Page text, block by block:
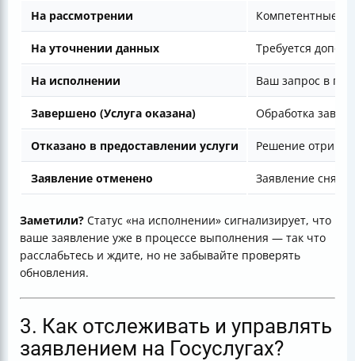
На рассмотрении Компетентные
На уточнении данных Требуется
На исполнении Ваш запрос в
Завершено (Услуга оказана) Обработка
Отказано в предоставлении услуги Решение
Заявление отменено Заявление
Заметили? Статус «на исполнении» сигнализирует, что
ваше заявление уже в процессе выполнения — так что
расслабьтесь и ждите, но не забывайте проверять
обновления.
3. Как отслеживать и управлять
заявлением на Госуслугах?